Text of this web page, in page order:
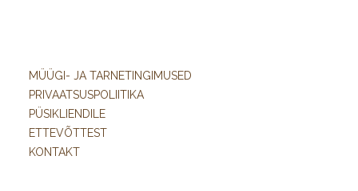
MÜÜGI- JA TARNETINGIMUSED
PRIVAATSUSPOLIITIKA
PÜSIKLIENDILE
ETTEVÕTTEST
KONTAKT